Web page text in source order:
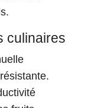
culinaires